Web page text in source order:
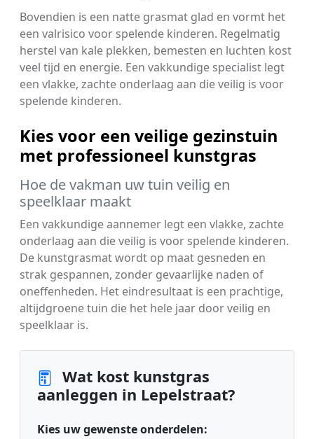
Bovendien is een natte grasmat glad en vormt het
een valrisico voor spelende kinderen. Regelmatig
herstel van kale plekken, bemesten en luchten kost
veel tijd en energie. Een vakkundige specialist legt
een vlakke, zachte onderlaag aan die veilig is voor
spelende kinderen.
Kies voor een veilige gezinstuin
met professioneel kunstgras
Hoe de vakman uw tuin veilig en
speelklaar maakt
Een vakkundige aannemer legt een vlakke, zachte
onderlaag aan die veilig is voor spelende kinderen.
De kunstgrasmat wordt op maat gesneden en
strak gespannen, zonder gevaarlijke naden of
oneffenheden. Het eindresultaat is een prachtige,
altijdgroene tuin die het hele jaar door veilig en
speelklaar is.
Wat kost kunstgras
aanleggen in Lepelstraat?
Kies uw gewenste onderdelen: